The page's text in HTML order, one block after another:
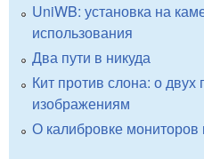
UniWB: установка на
использования
Два пути в никуда
Кит против слона: о
изображениям
О калибровке